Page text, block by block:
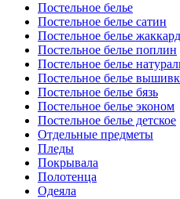
Постельное белье
Постельное белье сатин
Постельное белье жаккард
Постельное белье поплин
Постельное белье
Постельное белье
Постельное белье бязь
Постельное белье эконом
Постельное белье детское
Отдельные предметы
Пледы
Покрывала
Полотенца
Одеяла